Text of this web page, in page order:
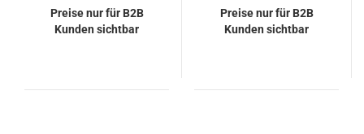
Preise nur für B2B
Kunden sichtbar
Preise nur für B2B
Kunden sichtbar